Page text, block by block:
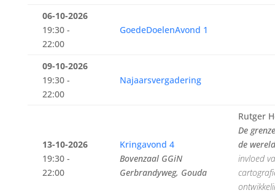
06-10-2026
19:30 -
22:00
GoedeDoelenAvond 1
09-10-2026
19:30 -
22:00
Najaarsvergadering
13-10-2026
19:30 -
22:00
Kringavond 4
Bovenzaal GGiN
Gerbrandyweg, Gouda
Rutger
De
de
invloed